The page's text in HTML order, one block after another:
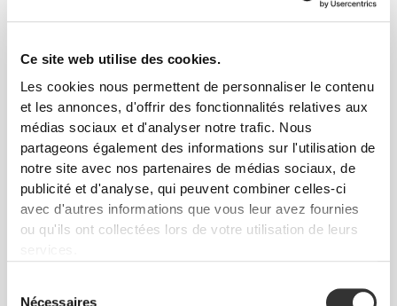
Ce site web utilise des cookies.
Les cookies nous permettent de personnaliser le contenu
et les annonces, d'offrir des fonctionnalités relatives aux
médias sociaux et d'analyser notre trafic. Nous
partageons également des informations sur l'utilisation de
notre site avec nos partenaires de médias sociaux, de
publicité et d'analyse, qui peuvent combiner celles-ci
avec d'autres informations que vous leur avez fournies
ou qu'ils ont collectées lors de votre utilisation de leurs
Nécessaires
$6.80 $7.56
10%
H2O Energy - 8 sticks
$27.25
ZMA - Zinc, Magnesium and
Vitamin B6 60 veg caps